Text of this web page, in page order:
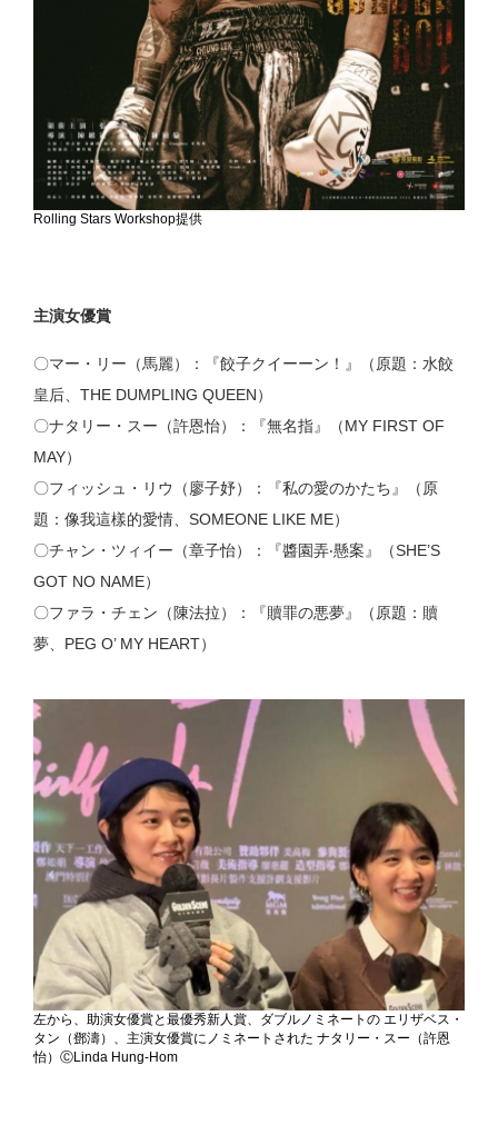
Rolling Stars Workshop提供
主演女優賞
〇マー・リー（馬麗）：『餃子クイーーン！』（原題：水餃
皇后、THE DUMPLING QUEEN）
〇ナタリー・スー（許恩怡）：『無名指』（MY FIRST OF
MAY）
〇フィッシュ・リウ（廖子妤）：『私の愛のかたち』（原
題：像我這樣的愛情、SOMEONE LIKE ME）
〇チャン・ツィイー（章子怡）：『醬園弄‧懸案』（SHE’S
GOT NO NAME）
〇ファラ・チェン（陳法拉）：『贖罪の悪夢』（原題：贖
夢、PEG O’ MY HEART）
左から、助演女優賞と最優秀新人賞、ダブルノミネートの エリザベス・
タン（鄧濤）、主演女優賞にノミネートされた ナタリー・スー（許恩
怡）ⒸLinda Hung-Hom